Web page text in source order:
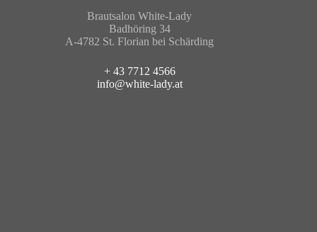
Brautsalon White-Lady
Badhöring 34
A-4782 St. Florian bei Schärding
+ 43 7712 4566
info@white-lady.at